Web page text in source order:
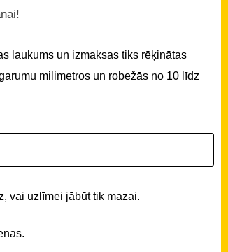
laukums un izmaksas tiks rēķinātas
milimetros un robežās no 10 līdz
vai uzlīmei jābūt tik mazai.